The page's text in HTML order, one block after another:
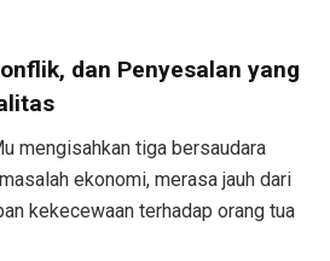
dan Penyesalan yang
mengisahkan tiga bersaudara
ekonomi, merasa jauh dari
kekecewaan terhadap orang tua